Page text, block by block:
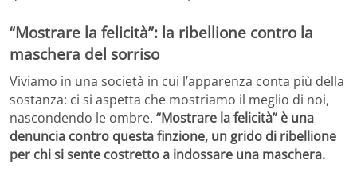
“Mostrare la felicità”: la ribellione contro la
maschera del sorriso
Viviamo in una società in cui l’apparenza conta più della
sostanza: ci si aspetta che mostriamo il meglio di noi,
nascondendo le ombre. “Mostrare la felicità” è una
denuncia contro questa finzione, un grido di ribellione
per chi si sente costretto a indossare una maschera.